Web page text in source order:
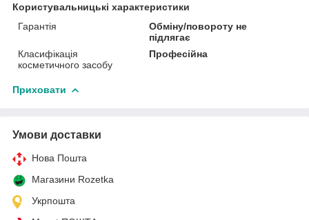
Користувальницькі характеристики
Гарантія
Обміну/повороту не
підлягає
Класифікація
косметичного засобу
Професійна
Приховати
Умови доставки
Нова Пошта
Магазини Rozetka
Укрпошта